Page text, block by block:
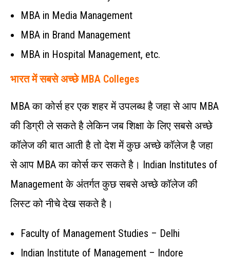
MBA in Media Management
MBA in Brand Management
MBA in Hospital Management, etc.
भारत में सबसे अच्छे MBA Colleges
MBA का कोर्स हर एक शहर में उपलब्ध है जहा से आप MBA
की डिग्री ले सकते है लेकिन जब शिक्षा के लिए सबसे अच्छे
कॉलेज की बात आती है तो देश में कुछ अच्छे कॉलेज है जहा
से आप MBA का कोर्स कर सकते है। Indian Institutes of
Management के अंतर्गत कुछ सबसे अच्छे कॉलेज की
लिस्ट को नीचे देख सकते है।
Faculty of Management Studies – Delhi
Indian Institute of Management – Indore